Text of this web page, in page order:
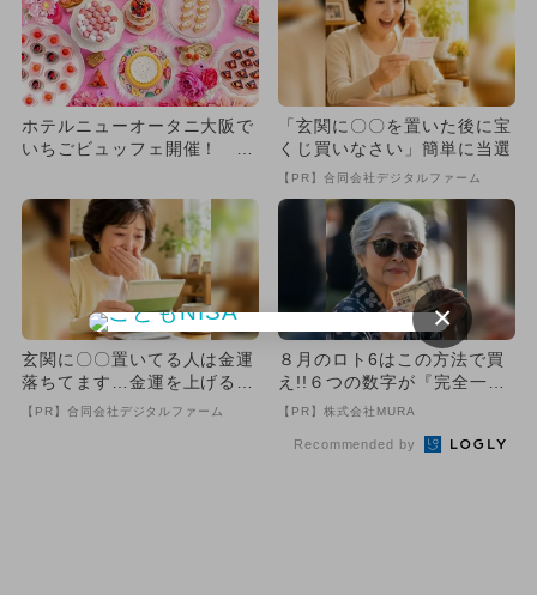
ホテルニューオータニ大阪で
いちごビュッフェ開催！ 親
「玄関に〇〇を置いた後に宝
くじ買いなさい」簡単に当選
【PR】合同会社デジタルファーム
玄関に〇〇置いてる人は金運
落ちてます…金運を上げる方
法とは
【PR】合同会社デジタルファーム
８月のロト6はこの方法で買
え!!６つの数字が『完全一
致』する方法
【PR】株式会社MURA
Recommended by
×